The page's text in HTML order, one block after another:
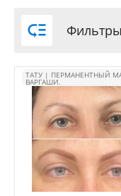
 Фильтры
ТАТУ | ПЕРМАНЕНТНЫЙ
ВАРГАШИ.